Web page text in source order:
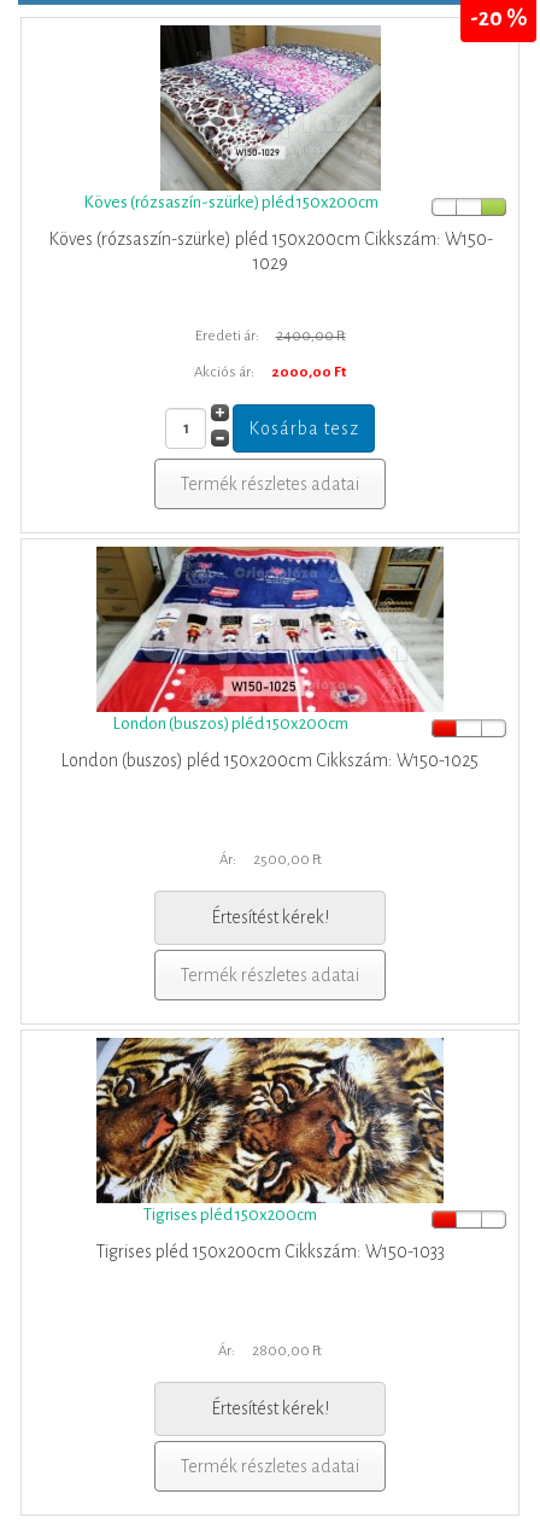
Köves (rózsaszín-szürke) pléd 150x200cm
Köves (rózsaszín-szürke) pléd 150x200cm Cikkszám: W150-
1029
-20 %
Eredeti ár: 2400,00 Ft
Akciós ár: 2000,00 Ft
Termék részletes adatai
London (buszos) pléd 150x200cm
London (buszos) pléd 150x200cm Cikkszám: W150-1025
Ár: 2500,00 Ft
Értesítést kérek!
Termék részletes adatai
Tigrises pléd 150x200cm
Tigrises pléd 150x200cm Cikkszám: W150-1033
Ár: 2800,00 Ft
Értesítést kérek!
Termék részletes adatai